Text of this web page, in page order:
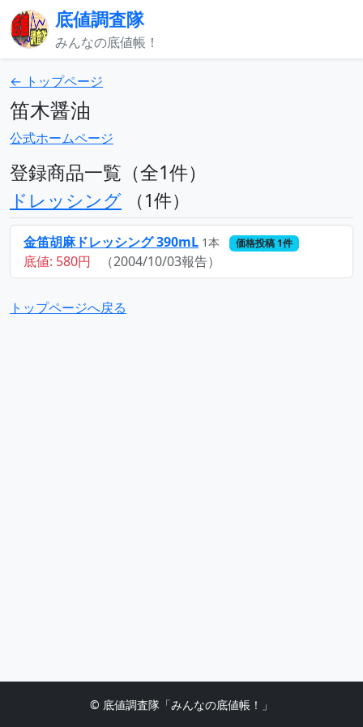
底値調査隊
みんなの底値帳！
← トップページ
笛木醤油
公式ホームページ
登録商品一覧（全1件）
ドレッシング （1件）
金笛胡麻ドレッシング 390mL 1本 価格投稿 1件
底値: 580円 （2004/10/03報告）
トップページへ戻る
© 底値調査隊「みんなの底値帳！」